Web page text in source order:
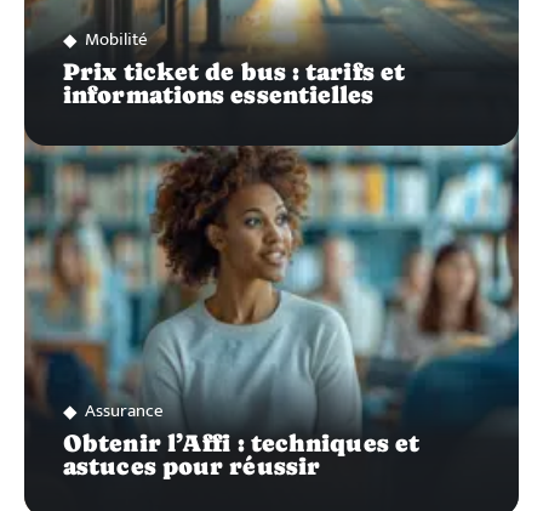
Mobilité
Prix ticket de bus : tarifs et
informations essentielles
Assurance
Obtenir l’Affi : techniques et
astuces pour réussir